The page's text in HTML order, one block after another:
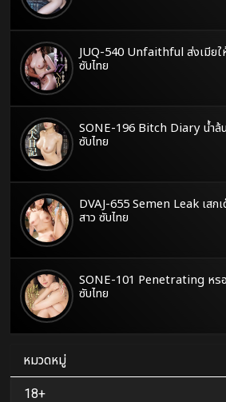
JUQ-540 Unfaithful ส่งเมียใ
ซับไทย
SONE-196 Bitch Diary น้ำล้
ซับไทย
DVAJ-655 Semen Leak เสก
สาว ซับไทย
SONE-101 Penetrating หร
ซับไทย
หมวดหมู่
18+